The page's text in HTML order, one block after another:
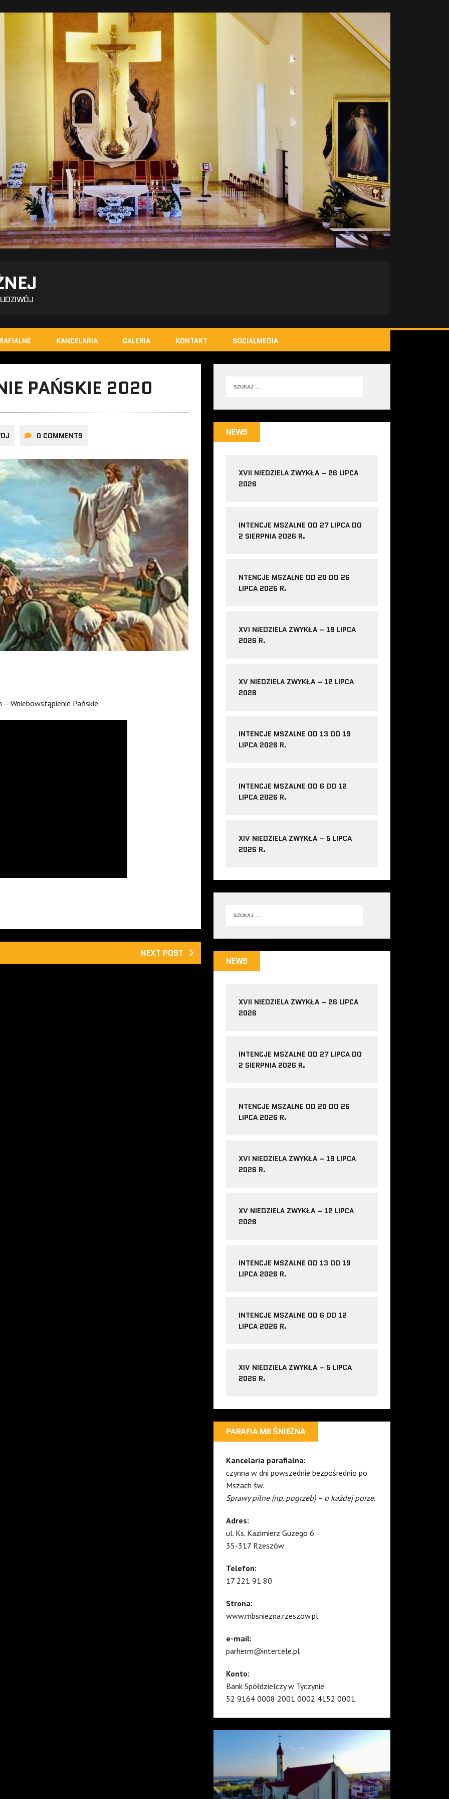
KANCELARIA GALERIA KONTAKT SOCIALMEDIA
PAŃSKIE 2020
0 COMMENTS
– Wniebowstąpienie Pańskie
NEXT POST
NEWS
XVII NIEDZIELA ZWYKŁA – 26 LIPCA
2026
INTENCJE MSZALNE OD 27 LIPCA DO
2 SIERPNIA 2026 R.
NTENCJE MSZALNE OD 20 DO 26
LIPCA 2026 R.
XVI NIEDZIELA ZWYKŁA – 19 LIPCA
2026 R.
XV NIEDZIELA ZWYKŁA – 12 LIPCA
2026
INTENCJE MSZALNE OD 13 DO 19
LIPCA 2026 R.
INTENCJE MSZALNE OD 6 DO 12
LIPCA 2026 R.
XIV NIEDZIELA ZWYKŁA – 5 LIPCA
2026 R.
NEWS
XVII NIEDZIELA ZWYKŁA – 26 LIPCA
2026
INTENCJE MSZALNE OD 27 LIPCA DO
2 SIERPNIA 2026 R.
NTENCJE MSZALNE OD 20 DO 26
LIPCA 2026 R.
XVI NIEDZIELA ZWYKŁA – 19 LIPCA
2026 R.
XV NIEDZIELA ZWYKŁA – 12 LIPCA
2026
INTENCJE MSZALNE OD 13 DO 19
LIPCA 2026 R.
INTENCJE MSZALNE OD 6 DO 12
LIPCA 2026 R.
XIV NIEDZIELA ZWYKŁA – 5 LIPCA
2026 R.
PARAFIA MB ŚNIEŻNA
Kancelaria parafialna:
czynna w dni powszednie bezpośrednio po
Mszach św.
Sprawy pilne (np. pogrzeb) – o każdej porze.
Adres:
ul. Ks. Kazimierz Guzego 6
35-317 Rzeszów
Telefon:
17 221 91 80
Strona:
www.mbsniezna.rzeszow.pl
e-mail:
parherm@intertele.pl
Konto:
Bank Spółdzielczy w Tyczynie
52 9164 0008 2001 0002 4152 0001